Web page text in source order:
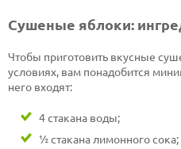
Сушеные яблоки:
Чтобы приготовить вкусные
условиях, вам понадобится
него входят:
4 стакана воды;
½ стакана лимонного сока;